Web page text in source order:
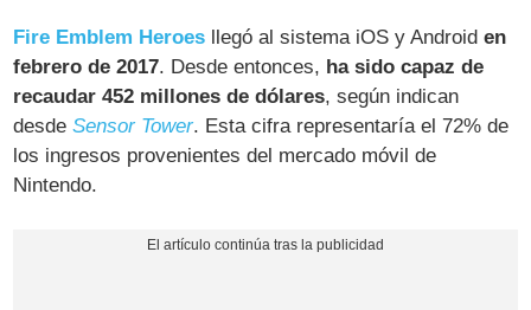
Fire Emblem Heroes llegó al sistema iOS y Androiden
febrero de 2017. Desde entonces, ha sido capaz de
recaudar 452 millones de dólares, según indican
desdeSensor Tower. Esta cifra representaría el 72% de
los ingresos provenientes del mercado móvil de
Nintendo.